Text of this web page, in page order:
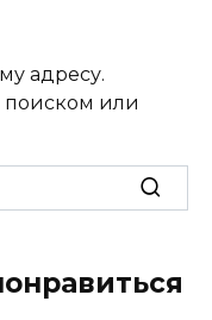
адресу.
поиском или